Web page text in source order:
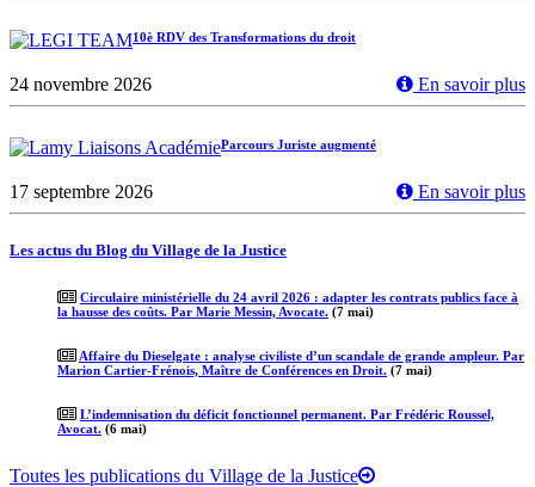
10è RDV des Transformations du droit
24 novembre 2026 En savoir plus
Parcours Juriste augmenté
17 septembre 2026 En savoir plus
Les actus du Blog du Village de la Justice
Circulaire ministérielle du 24 avril 2026 : adapter les contrats publics face à
la hausse des coûts. Par Marie Messin, Avocate. (7 mai)
Affaire du Dieselgate : analyse civiliste d’un scandale de grande ampleur. Par
Marion Cartier-Frénois, Maître de Conférences en Droit. (7 mai)
L’indemnisation du déficit fonctionnel permanent. Par Frédéric Roussel,
Avocat. (6 mai)
Toutes les publications du Village de la Justice